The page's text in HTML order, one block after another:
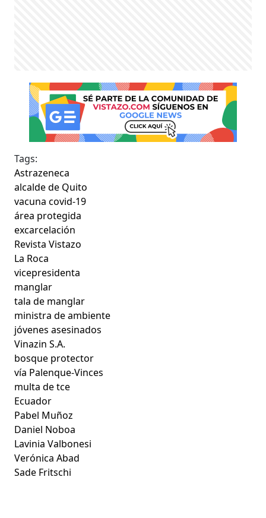
Tags:
Astrazeneca
alcalde de Quito
vacuna covid-19
área protegida
excarcelación
Revista Vistazo
La Roca
vicepresidenta
manglar
tala de manglar
ministra de ambiente
jóvenes asesinados
Vinazin S.A.
bosque protector
vía Palenque-Vinces
multa de tce
Ecuador
Pabel Muñoz
Daniel Noboa
Lavinia Valbonesi
Verónica Abad
Sade Fritschi